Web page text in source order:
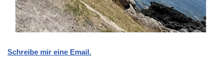
Schreibe mir eine Email.